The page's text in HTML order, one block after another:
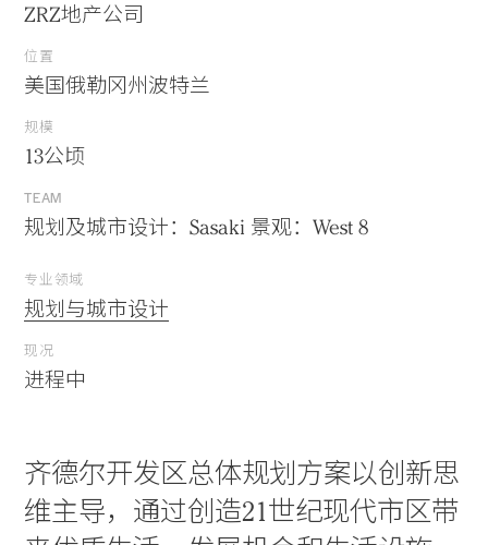
ZRZ地产公司
位置
美国俄勒冈州波特兰
规模
13公顷
TEAM
规划及城市设计：Sasaki 景观：West 8
专业领域
规划与城市设计
现况
进程中
齐德尔开发区总体规划方案以创新思
维主导，通过创造21世纪现代市区带